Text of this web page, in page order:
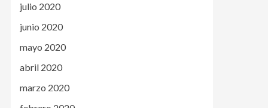
julio 2020
junio 2020
mayo 2020
abril 2020
marzo 2020